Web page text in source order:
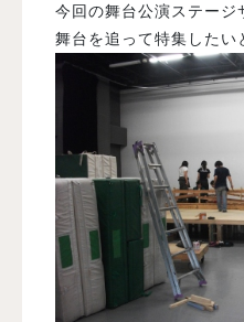
オープンキャンパス
訪問者別メニュー
今回の舞台公演ステージ
舞台を追って特集した